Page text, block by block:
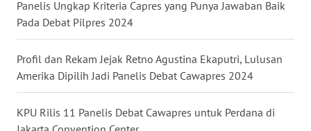
Panelis Ungkap Kriteria Capres yang Punya Jawaban Baik
Pada Debat Pilpres 2024
Profil dan Rekam Jejak Retno Agustina Ekaputri, Lulusan
Amerika Dipilih Jadi Panelis Debat Cawapres 2024
KPU Rilis 11 Panelis Debat Cawapres untuk Perdana di
WN
KALTIM
WN
SULSEL
WN
GORONTALO